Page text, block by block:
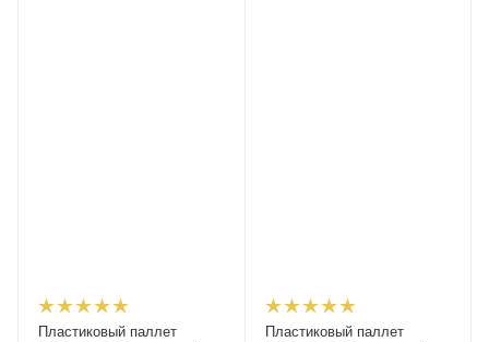
Пластиковый паллет
Пластиковый паллет